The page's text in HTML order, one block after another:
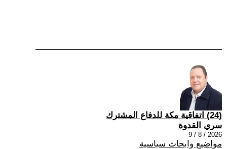
(24) اتفاقية مكة للدفاع المشترك
سري القدوة
2026 / 8 / 9
مواضيع وابحاث سياسية